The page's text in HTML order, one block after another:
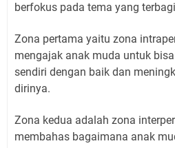
berfokus pada tema yang
Zona pertama yaitu zona
mengajak anak muda untuk
sendiri dengan baik dan
dirinya.
Zona kedua adalah zona
membahas bagaimana anak